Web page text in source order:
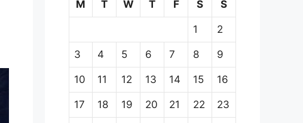
M
T W T F S S
1 2
3 4 5 6 7 8 9
10 11 12 13 14 15 16
17 18 19 20 21 22 23